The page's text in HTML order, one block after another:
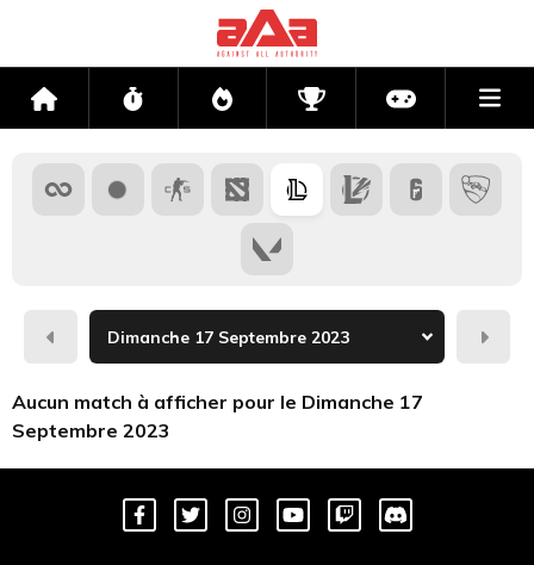
Accueil Flux Directs CompétitionsActu jeux
Hier
Aucun match à afficher pour le Dimanche 17
Septembre 2023